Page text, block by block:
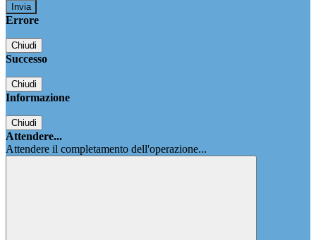
Errore
Chiudi
Successo
Chiudi
Informazione
Chiudi
Attendere...
Attendere il completamento dell'operazione...